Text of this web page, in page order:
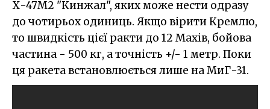
Х-47М2 "Кинжал", яких може нести одразу
до чотирьох одиниць. Якщо вірити Кремлю,
то швидкість цієї ракти до 12 Махів, бойова
частина - 500 кг, а точність +/- 1 метр. Поки
ця ракета встановлюється лише на МиГ-31.